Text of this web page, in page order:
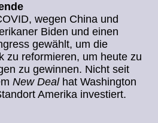
wegen China und
Biden und einen
gewählt, um die
zu reformieren, um heute zu
zu gewinnen. Nicht seit
New Dealhat Washington
Amerika investiert.